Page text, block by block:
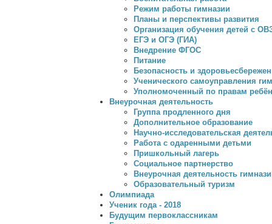
Режим работы гимназии
Планы и перспективы развития
Организация обучения детей с
ЕГЭ и ОГЭ (ГИА)
Внедрение ФГОС
Питание
Безопасность и
Ученического самоуправления
Уполномоченный по правам
Внеурочная деятельность
Группа продленного дня
Дополнительное образование
Научно-исследовательская
Работа с одаренными детьми
Пришкольный лагерь
Социальное партнерство
Внеурочная деятельность
Образовательный туризм
Олимпиада
Ученик года - 2018
Будущим первоклассникам